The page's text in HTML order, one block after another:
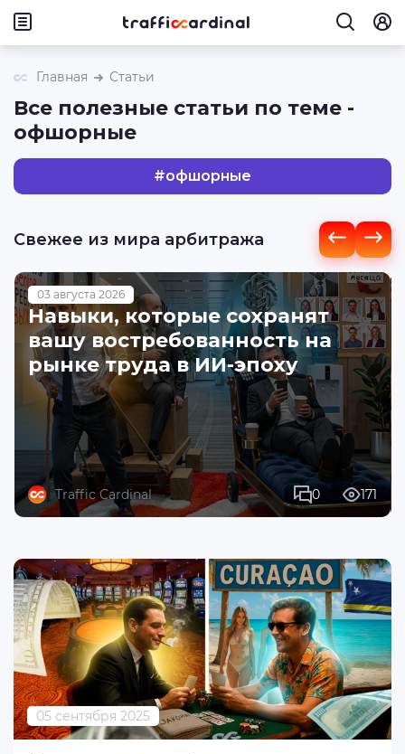
Главная Статьи
Все полезные статьи по теме -
офшорные
#офшорные
Свежее из мира арбитража
03 августа 2026
Навыки, которые сохранят
вашу востребованность на
рынке труда в ИИ-эпоху
Traffic Cardinal 0 171
05 сентября 2025